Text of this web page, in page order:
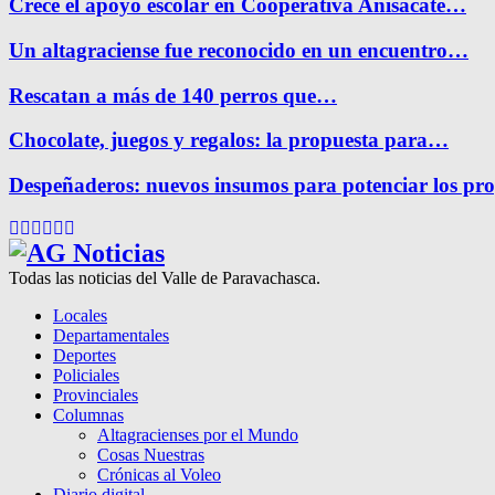
Crece el apoyo escolar en Cooperativa Anisacate…
Un altagraciense fue reconocido en un encuentro…
Rescatan a más de 140 perros que…
Chocolate, juegos y regalos: la propuesta para…
Despeñaderos: nuevos insumos para potenciar los
Facebook
Twitter
Instagram
Pinterest
Google
Todas las noticias del Valle de Paravachasca.
Locales
Departamentales
Deportes
Policiales
Provinciales
Columnas
Altagracienses por el Mundo
Cosas Nuestras
Crónicas al Voleo